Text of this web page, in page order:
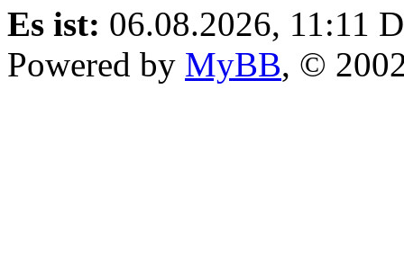
Es ist: 06.08.2026, 11:11
Powered by MyBB, ©